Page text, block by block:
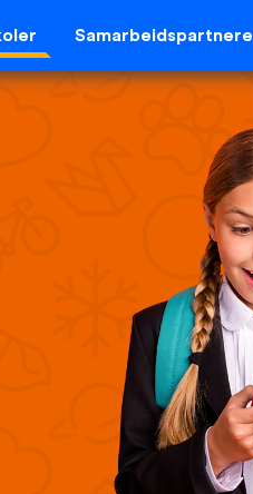
Samarbeidspartnere